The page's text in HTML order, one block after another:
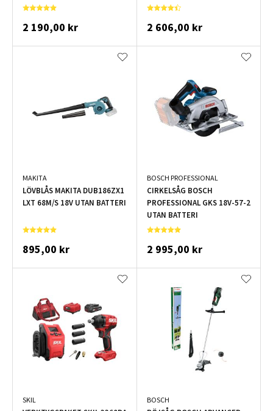
2 190,00 kr 2 606,00 kr
MAKITA
LÖVBLÅS MAKITA DUB186ZX1
LXT 68M/S 18V UTAN BATTERI
895,00 kr
BOSCH PROFESSIONAL
CIRKELSÅG BOSCH
PROFESSIONAL GKS 18V-57-2
UTAN BATTERI
2 995,00 kr
SKIL BOSCH